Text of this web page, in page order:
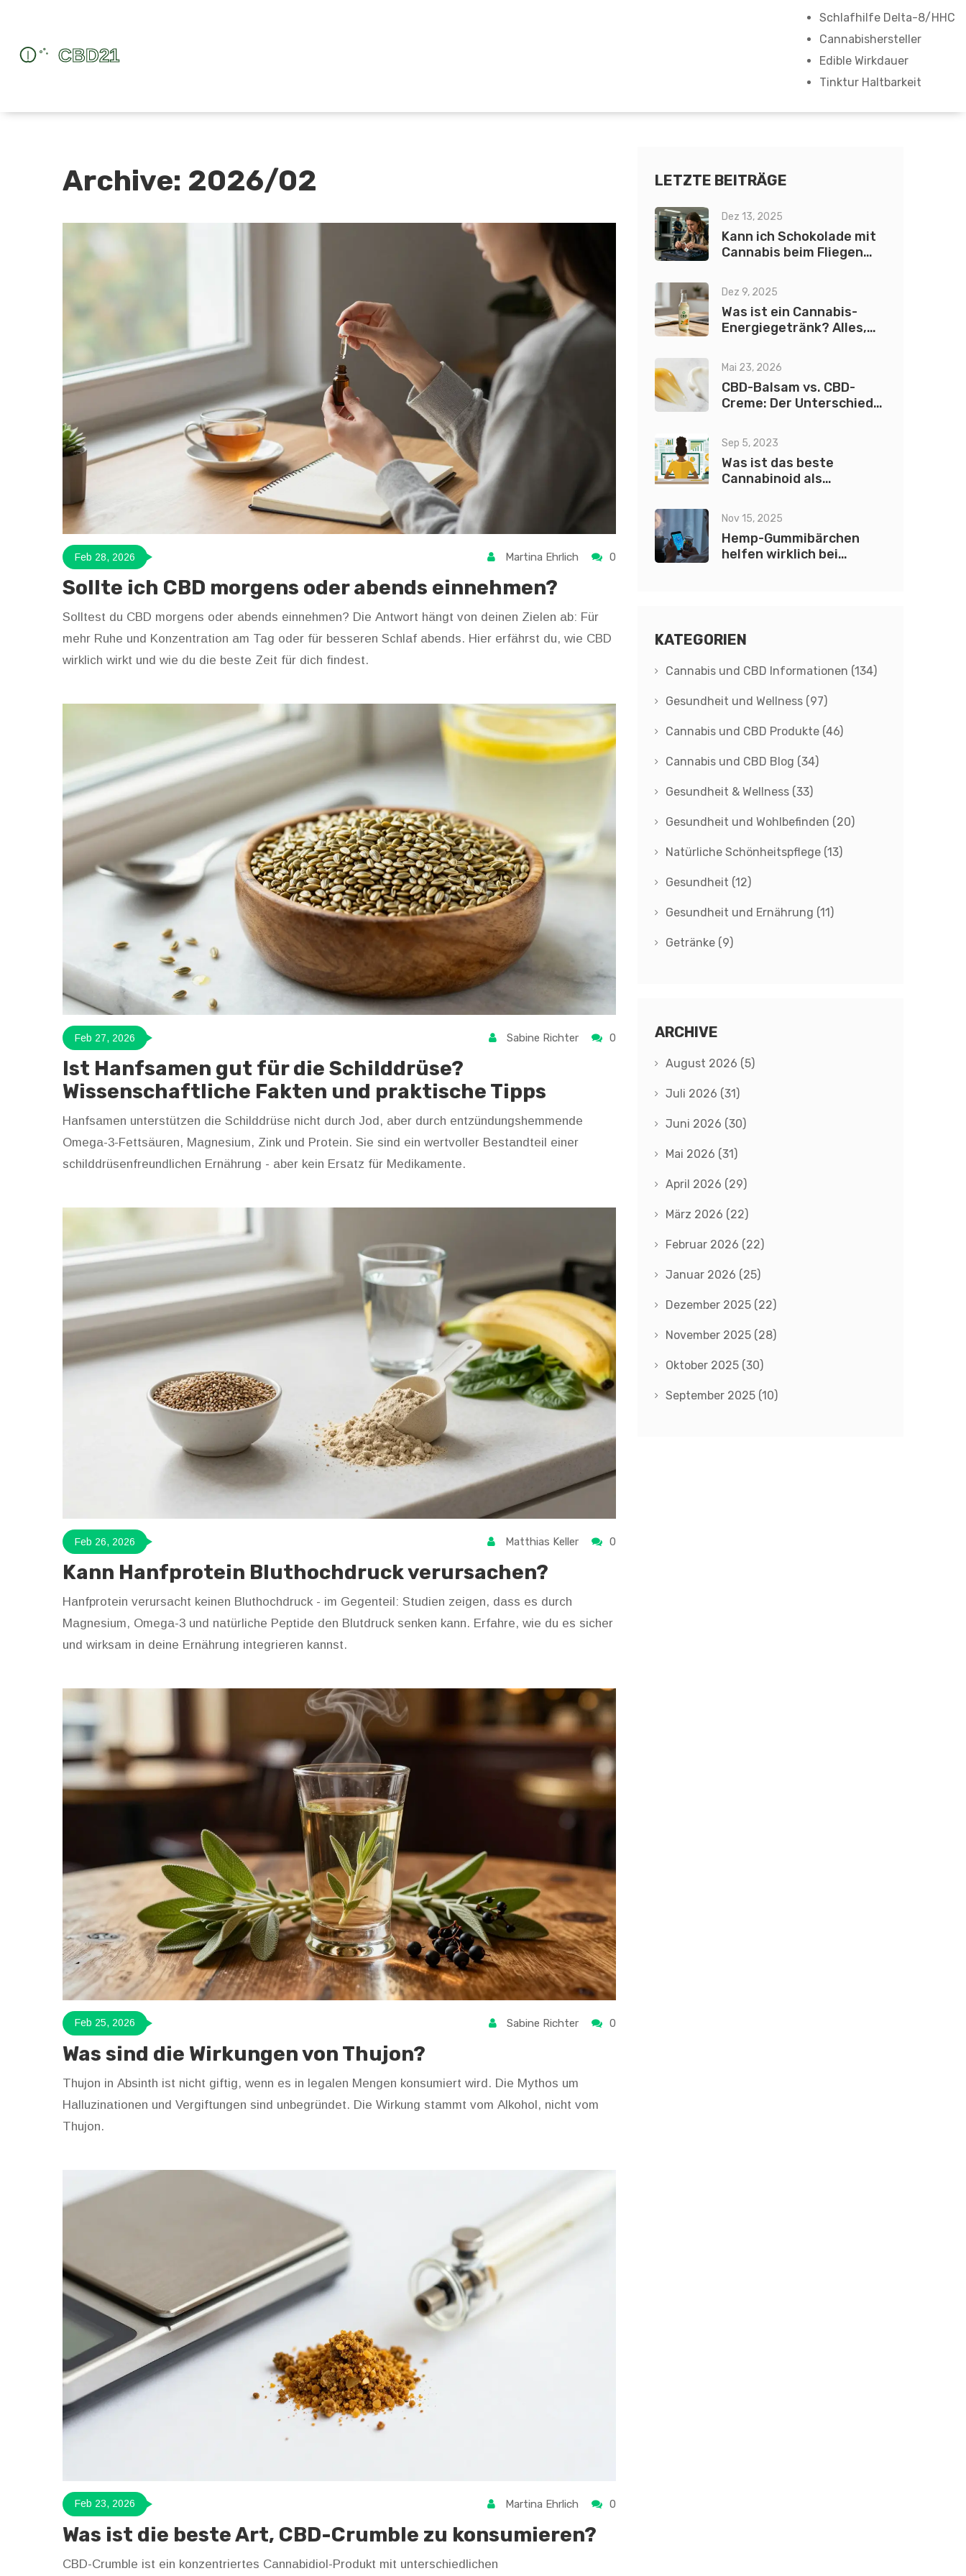
Schlafhilfe Delta-8/HHC
Cannabishersteller
Edible Wirkdauer
Tinktur Haltbarkeit
Archive: 2026/02
Feb 28, 2026 Martina Ehrlich 0
Sollte ich CBD morgens oder abends einnehmen?
Solltest du CBD morgens oder abends einnehmen? Die Antwort hängt von deinen Zielen ab: Für
mehr Ruhe und Konzentration am Tag oder für besseren Schlaf abends. Hier erfährst du, wie CBD
wirklich wirkt und wie du die beste Zeit für dich findest.
Feb 27, 2026 Sabine Richter 0
Ist Hanfsamen gut für die Schilddrüse?
Wissenschaftliche Fakten und praktische Tipps
Hanfsamen unterstützen die Schilddrüse nicht durch Jod, aber durch entzündungshemmende
Omega-3-Fettsäuren, Magnesium, Zink und Protein. Sie sind ein wertvoller Bestandteil einer
schilddrüsenfreundlichen Ernährung - aber kein Ersatz für Medikamente.
Feb 26, 2026 Matthias Keller 0
Kann Hanfprotein Bluthochdruck verursachen?
Hanfprotein verursacht keinen Bluthochdruck - im Gegenteil: Studien zeigen, dass es durch
Magnesium, Omega-3 und natürliche Peptide den Blutdruck senken kann. Erfahre, wie du es sicher
und wirksam in deine Ernährung integrieren kannst.
Feb 25, 2026 Sabine Richter 0
Was sind die Wirkungen von Thujon?
Thujon in Absinth ist nicht giftig, wenn es in legalen Mengen konsumiert wird. Die Mythos um
Halluzinationen und Vergiftungen sind unbegründet. Die Wirkung stammt vom Alkohol, nicht vom
Thujon.
Feb 23, 2026 Martina Ehrlich 0
Was ist die beste Art, CBD-Crumble zu konsumieren?
CBD-Crumble ist ein konzentriertes Cannabidiol-Produkt mit unterschiedlichen
LETZTE BEITRÄGE
Dez 13, 2025
Kann ich Schokolade mit
Cannabis beim Fliegen
Dez 9, 2025
Was ist ein Cannabis-
Energiegetränk? Alles,
Mai 23, 2026
CBD-Balsam vs. CBD-
Creme: Der Unterschied
Sep 5, 2023
Was ist das beste
Cannabinoid als
Nov 15, 2025
Hemp-Gummibärchen
helfen wirklich bei
KATEGORIEN
Cannabis und CBD Informationen (134)
Gesundheit und Wellness (97)
Cannabis und CBD Produkte (46)
Cannabis und CBD Blog (34)
Gesundheit & Wellness (33)
Gesundheit und Wohlbefinden (20)
Natürliche Schönheitspflege (13)
Gesundheit (12)
Gesundheit und Ernährung (11)
Getränke (9)
ARCHIVE
August 2026 (5)
Juli 2026 (31)
Juni 2026 (30)
Mai 2026 (31)
April 2026 (29)
März 2026 (22)
Februar 2026 (22)
Januar 2026 (25)
Dezember 2025 (22)
November 2025 (28)
Oktober 2025 (30)
September 2025 (10)